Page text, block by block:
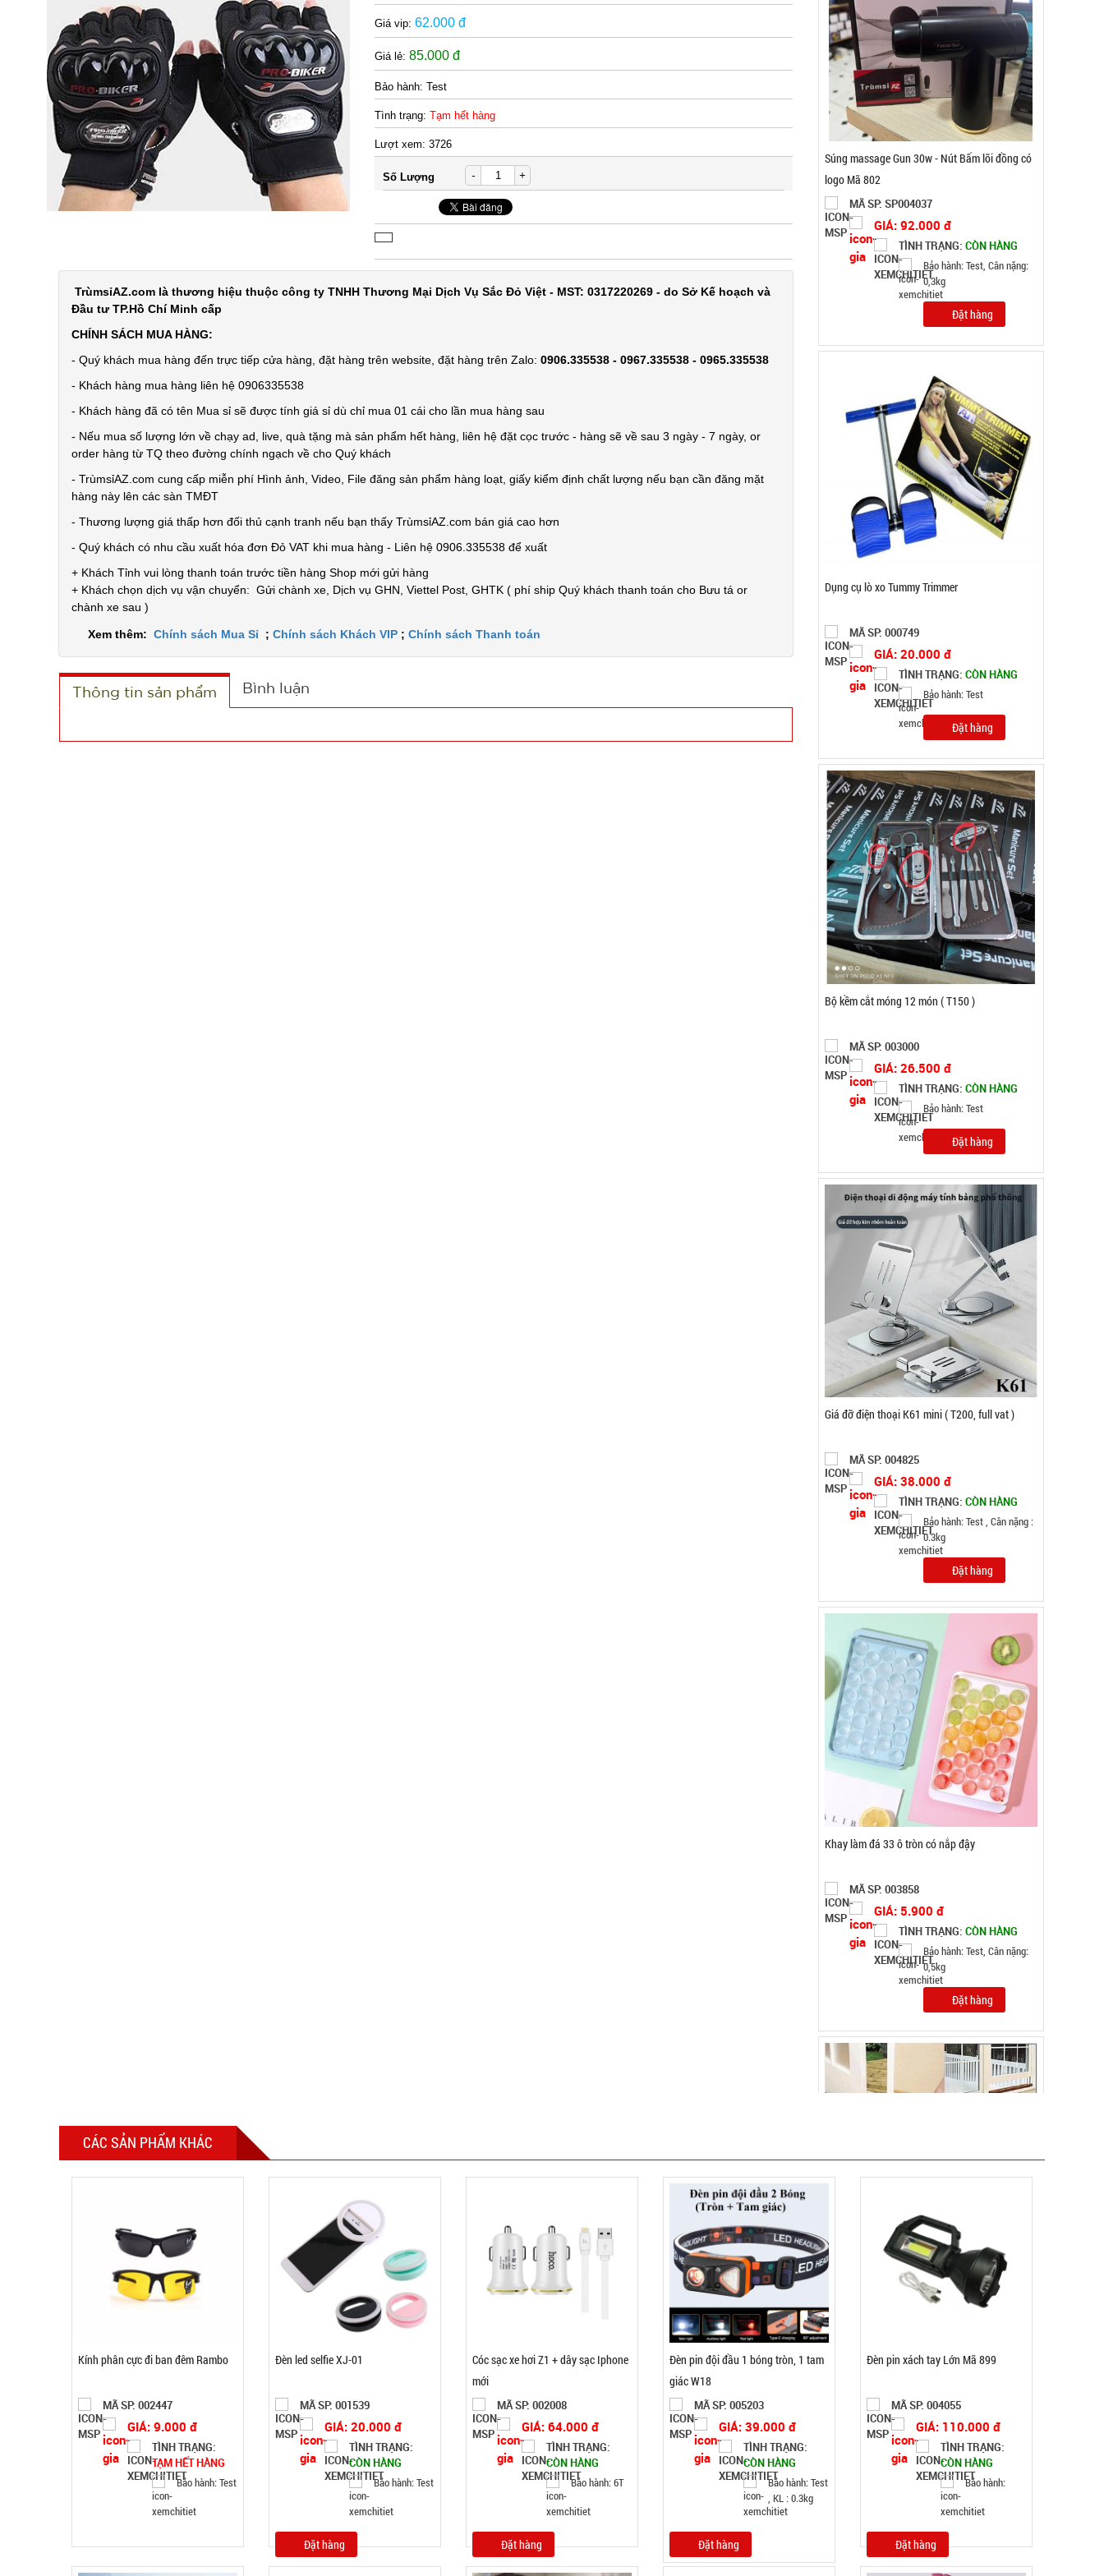
Giá vip:62.000 đ
Giá lẻ:85.000 đ
Bảo hành:Test
Tình trạng:Tạm hết hàng
Lượt xem:3726
Số Lượng - +
TrùmsỉAZ.com là thương hiệu thuộc công ty TNHH Thương Mại Dịch Vụ Sắc Đỏ Việt - MST: 0317220269 - do Sở Kế hoạch và
Đầu tư TP.Hồ Chí Minh cấp
CHÍNH SÁCH MUA HÀNG:
- Quý khách mua hàng đến trực tiếp cửa hàng, đặt hàng trên website, đặt hàng trên Zalo: 0906.335538 - 0967.335538 - 0965.335538
- Khách hàng mua hàng liên hệ 0906335538
- Khách hàng đã có tên Mua sỉ sẽ được tính giá sỉ dù chỉ mua 01 cái cho lần mua hàng sau
- Nếu mua số lượng lớn về chạy ad, live, quà tặng mà sản phẩm hết hàng, liên hệ đặt cọc trước - hàng sẽ về sau 3 ngày - 7 ngày, or
order hàng từ TQ theo đường chính ngạch về cho Quý khách
- TrùmsỉAZ.com cung cấp miễn phí Hình ảnh, Video, File đăng sản phẩm hàng loạt, giấy kiểm định chất lượng nếu bạn cần đăng mặt
hàng này lên các sàn TMĐT
- Thương lượng giá thấp hơn đối thủ cạnh tranh nếu bạn thấy TrùmsỉAZ.com bán giá cao hơn
- Quý khách có nhu cầu xuất hóa đơn Đỏ VAT khi mua hàng - Liên hệ 0906.335538 để xuất
+ Khách Tỉnh vui lòng thanh toán trước tiền hàng Shop mới gửi hàng
+ Khách chọn dịch vụ vận chuyển: Gửi chành xe, Dịch vụ GHN, Viettel Post, GHTK ( phí ship Quý khách thanh toán cho Bưu tá or
chành xe sau )
Xem thêm: Chính sách Mua Sỉ ; Chính sách Khách VIP ; Chính sách Thanh toán
Thông tin sản phẩm Bình luận
Dụng cụ lò xo Tummy Trimmer
MÃ SP: 000749
GIÁ: 20.000 đ
TÌNH TRẠNG: CÒN HÀNG
Bảo hành: Test
Đặt hàng
GIÁ: 26.500 đ
TÌNH TRẠNG:
Bảo hành: Test
Đặt hàng
Giá đỡ điện thoại K61 mini ( T200, full vat )
GIÁ: 38.000 đ
TÌNH TRẠNG:
Bảo hành: Test , Cân nặng :
0.3kg
Đặt hàng
Khay làm đá 33 ô tròn có nắp đậy
MÃ SP: 003858
GIÁ: 5.900 đ
TÌNH TRẠNG: CÒN HÀNG
Bảo hành: Test, Cân nặng:
0,5kg
Đặt hàng
Thanh xốp chặn cửa cách âm thông minh 1M
MÃ SP: 003055
GIÁ: 7.500 đ
TÌNH TRẠNG: CÒN HÀNG
Bảo hành: Test
Đặt hàng
Máy đánh trứng Scarlett
Bảo hành: 1T, Cân nặng: 1kg
Đặt hàng
CÁC SẢN PHẨM KHÁC
Kính phân cực đi ban đêm Rambo
MÃ SP: 002447
GIÁ: 9.000 đ
TÌNH TRẠNG:
TẠM HẾT HÀNG
Bảo hành: Test
Đèn led selfie XJ-01
MÃ SP: 001539
GIÁ: 20.000 đ
TÌNH TRẠNG:
CÒN HÀNG
Bảo hành: Test
Đặt hàng
Cóc sạc xe hơi Z1 + dây sạc Iphone
mới
MÃ SP: 002008
GIÁ: 64.000 đ
TÌNH TRẠNG:
CÒN HÀNG
Bảo hành: 6T
Đặt hàng
Đèn pin đội đầu 1 bóng tròn, 1 tam
giác W18
MÃ SP: 005203
GIÁ: 39.000 đ
TÌNH TRẠNG:
CÒN HÀNG
Bảo hành: Test
, KL : 0.3kg
Đặt hàng
Đèn pin xách tay Lớn Mã 899
MÃ SP: 004055
GIÁ: 110.000 đ
TÌNH TRẠNG:
CÒN HÀNG
Bảo hành:
Đặt hàng